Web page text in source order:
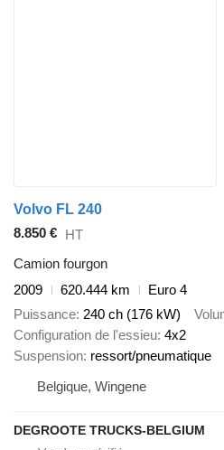
Volvo FL 240
8.850 € HT
Camion fourgon
2009
620.444 km
Euro 4
Puissance 240 ch (176 kW)
Configuration de l'essieu 4x2
Suspension ressort/pneumatique
Belgique, Wingene
DEGROOTE TRUCKS-BELGIUM